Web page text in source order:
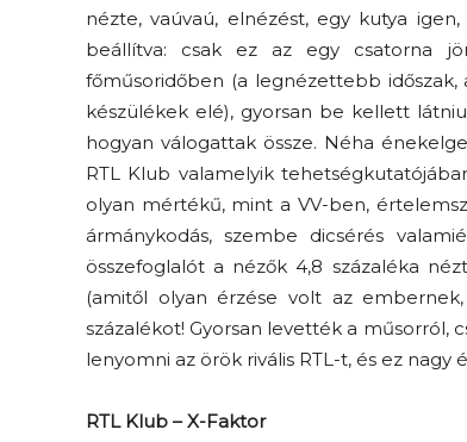
nézte, vaúvaú, elnézést, egy kutya
beállítva: csak ez az egy csatorna
főműsoridőben (a legnézettebb
készülékek elé), gyorsan be kellett
hogyan válogattak össze. Néha
RTL Klub valamelyik
olyan mértékű, mint a VV-ben,
ármánykodás, szembe dicsérés
összefoglalót a nézők 4,8 százaléka
(amitől olyan érzése volt az
százalékot! Gyorsan levették a műsorról,
lenyomni az örök rivális RTL-t, és ez nagy
RTL Klub – X-Faktor
Elveszítettük az
unatkozás képességét? –